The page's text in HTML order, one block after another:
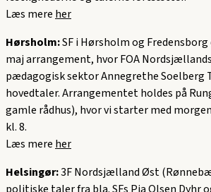
Læs mere her
Hørsholm:SF i Hørsholm og
maj arrangement, hvor FOA
pædagogisk sektor Annegrethe Soelberg
hovedtaler. Arrangementet holdes på
gamle rådhus), hvor vi starter med
kl. 8.
Læs mere her
Helsingør:3F Nordsjælland Øst